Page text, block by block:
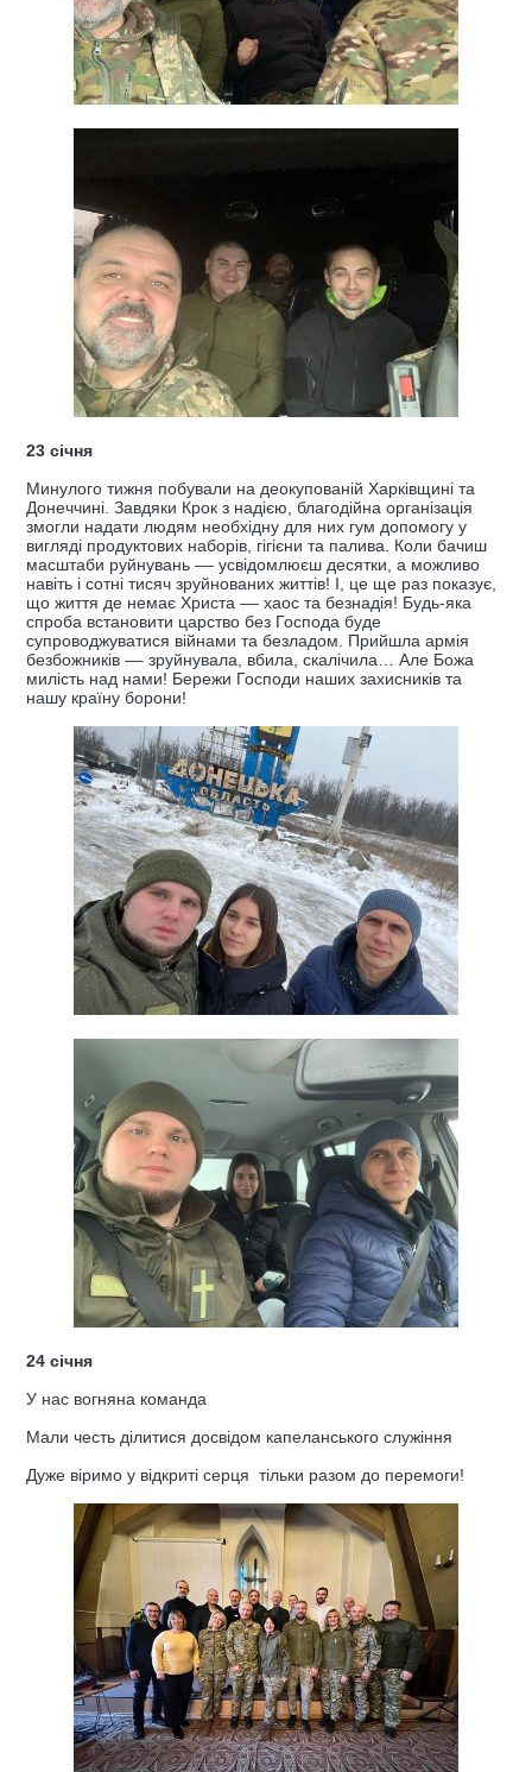
23 січня
Минулого тижня побували на деокупованій Харківщині та
Донеччині. Завдяки Крок з надією, благодійна організація
змогли надати людям необхідну для них гум допомогу у
вигляді продуктових наборів, гігієни та палива. Коли бачиш
масштаби руйнувань –– усвідомлюєш десятки, а можливо
навіть і сотні тисяч зруйнованих життів! І, це ще раз показує,
що життя де немає Христа –– хаос та безнадія! Будь-яка
спроба встановити царство без Господа буде
супроводжуватися війнами та безладом. Прийшла армія
безбожників –– зруйнувала, вбила, скалічила… Але Божа
милість над нами! Бережи Господи наших захисників та
нашу країну борони!
24 січня
У нас вогняна команда
Мали честь ділитися досвідом капеланського служіння
Дуже віримо у відкриті серця тільки разом до перемоги!